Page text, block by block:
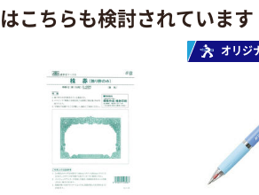
こちらも検討されています
オリジ